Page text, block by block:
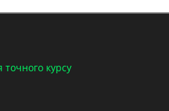
точного курсу